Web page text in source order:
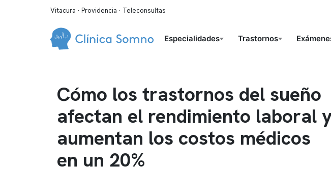
Vitacura · Providencia · Teleconsultas
Especialidades Trastornos
Cómo los trastornos del sueño
afectan el rendimiento laboral
aumentan los costos médicos
en un 20%